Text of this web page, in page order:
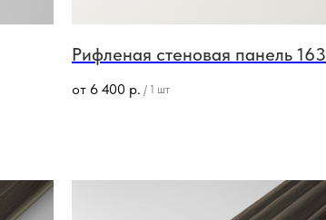
Рифленая стеновая панель 163
от 6 400 р. / 1 шт